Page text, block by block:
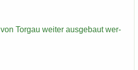
Tor­gau wei­ter aus­ge­baut wer­